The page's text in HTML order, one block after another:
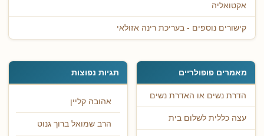
אקטואליה
קישורים נוספים - בעריכת רינה אזולאי
מאמרים פופולריים
הדרת נשים או האדרת נשים
עצה כללית לשלום בית
תגיות נפוצות
אהובה קליין
הרב שמואל ברוך גנוט